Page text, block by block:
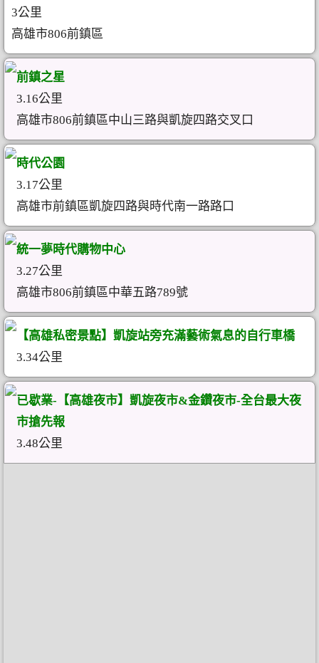
3公里
高雄市806前鎮區
前鎮之星
3.16公里
高雄市806前鎮區中山三路與凱旋四路交叉口
時代公園
3.17公里
高雄市前鎮區凱旋四路與時代南一路路口
統一夢時代購物中心
3.27公里
高雄市806前鎮區中華五路789號
【高雄私密景點】凱旋站旁充滿藝術氣息的自行車橋
3.34公里
已歇業-【高雄夜市】凱旋夜市&金鑽夜市-全台最大夜
市搶先報
3.48公里